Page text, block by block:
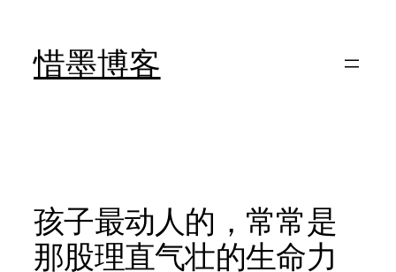
惜墨博客
孩子最动人的，常常是
那股理直气壮的生命力